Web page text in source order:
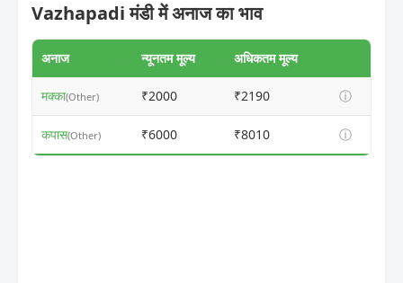
Vazhapadi मंडी में अनाज का भाव
अनाज न्यूनतम मूल्य अधिकतम मूल्य
मक्का(Other) ₹2000 ₹2190 ⓘ
कपास(Other) ₹6000 ₹8010 ⓘ